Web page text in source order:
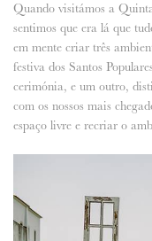
Quando visitámos a
sentimos que era lá que
em mente criar três
festiva dos Santos
cerimónia, e um outro,
com os nossos mais
espaço livre e recriar o